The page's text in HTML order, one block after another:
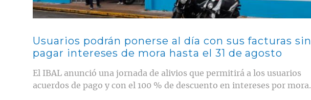
Usuarios podrán ponerse al día con sus facturas sin
pagar intereses de mora hasta el 31 de agosto
El IBAL anunció una jornada de alivios que permitirá a los usuarios
acuerdos de pago y con el 100 % de descuento en intereses por mora.